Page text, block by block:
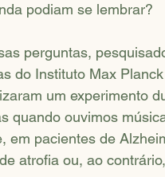
podiam se lembrar?
perguntas,
do Instituto Max
um experimento
quando ouvimos
em pacientes de
atrofia ou, ao